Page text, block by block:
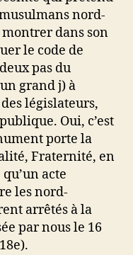
nord-
dans son
le code de
pas du
grand j) à
législateurs,
Oui, c’est
porte la
Fraternité, en
acte
les nord-
arrêtés à la
par nous le 16